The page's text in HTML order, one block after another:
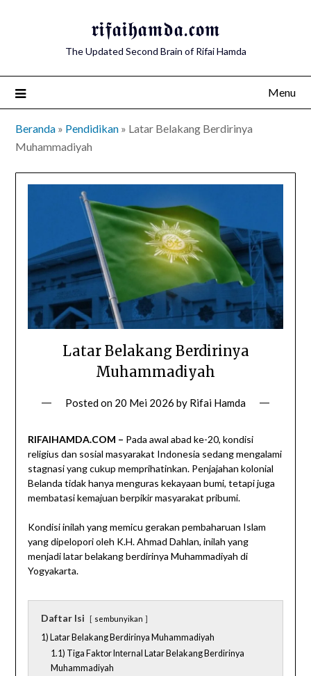
𝖗𝖎𝖋𝖆𝖎𝖍𝖆𝖒𝖉𝖆.𝖈𝖔𝖒
The Updated Second Brain of Rifai Hamda
Menu
Beranda » Pendidikan » Latar Belakang Berdirinya
Muhammadiyah
Latar Belakang Berdirinya
Muhammadiyah
Posted on 20 Mei 2026 by Rifai Hamda
RIFAIHAMDA.COM – Pada awal abad ke-20, kondisi
religius dan sosial masyarakat Indonesia sedang mengalami
stagnasi yang cukup memprihatinkan. Penjajahan kolonial
Belanda tidak hanya menguras kekayaan bumi, tetapi juga
membatasi kemajuan berpikir masyarakat pribumi.
Kondisi inilah yang memicu gerakan pembaharuan Islam
yang dipelopori oleh K.H. Ahmad Dahlan, inilah yang
menjadi latar belakang berdirinya Muhammadiyah di
Yogyakarta.
Daftar Isi sembunyikan
1) Latar Belakang Berdirinya Muhammadiyah
1.1) Tiga Faktor Internal Latar Belakang Berdirinya
Muhammadiyah